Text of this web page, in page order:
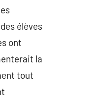
élèves
ont
la
tout